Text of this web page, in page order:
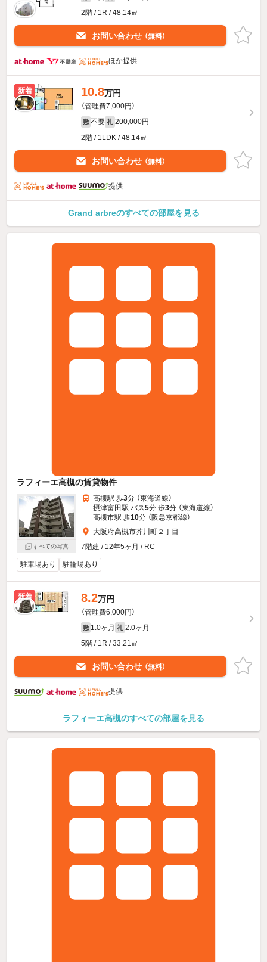
2階 / 1R / 48.14㎡
お問い合わせ （無料）
ほか提供
新着 10.8万円
（管理費7,000円）
敷 不要 礼 200,000円
2階 / 1LDK / 48.14㎡
お問い合わせ （無料）
提供
Grand arbreのすべての部屋を見る
ラフィーエ高槻の賃貸物件
すべての写真
高槻駅 歩3分 （東海道線）
摂津富田駅 バス5分 歩3分 （東海道線）
高槻市駅 歩10分 （阪急京都線）
大阪府高槻市芥川町２丁目
7階建 / 12年5ヶ月 / RC
駐車場あり 駐輪場あり
新着 8.2万円
（管理費6,000円）
敷 1.0ヶ月 礼 2.0ヶ月
5階 / 1R / 33.21㎡
お問い合わせ （無料）
提供
ラフィーエ高槻のすべての部屋を見る